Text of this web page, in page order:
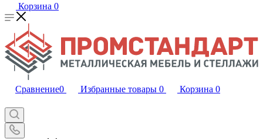
Корзина 0
Сравнение0 Избранные товары 0 Корзина 0